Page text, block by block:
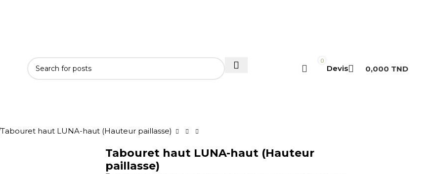
0
0,000 TND
Tabouret haut LUNA-haut (Hauteur paillasse)
Tabouret haut LUNA-haut (Hauteur
paillasse)